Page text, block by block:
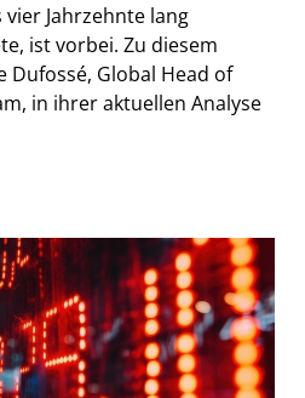
vier Jahrzehnte lang
ist vorbei. Zu diesem
Dufossé, Global Head of
in ihrer aktuellen Analyse